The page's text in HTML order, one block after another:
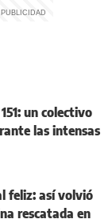
un colectivo
las intensas
feliz: así volvió
rescatada en